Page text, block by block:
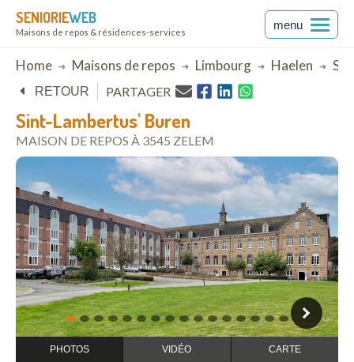
SENIORIEWEB
Maisons de repos & résidences-services
menu
Breadcrumb
Home Maisons de repos Limbourg Haelen
Sint-Lambertus' Buren
MAISON DE REPOS À 3545 ZELEM
RETOUR PARTAGER
1 2 3 4 5 6 7 8 9 10111213141516
ouvrir dans Google Maps
PHOTOS VIDÉO CARTE